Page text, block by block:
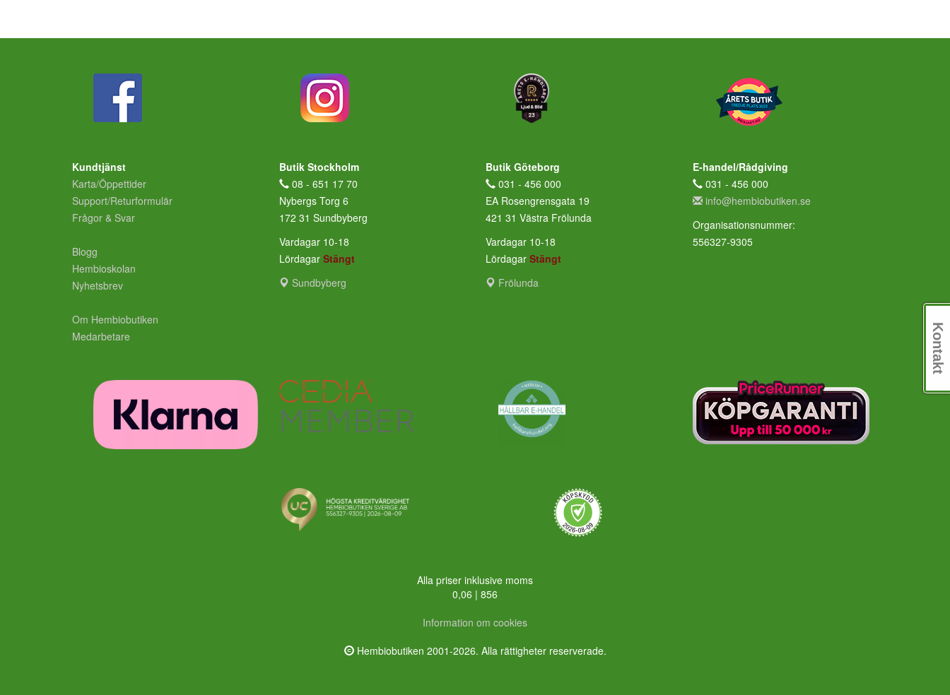
Kundtjänst
Karta/Öppettider
Support/Returformulär
Frågor & Svar
Blogg
Hembioskolan
Nyhetsbrev
Om Hembiobutiken
Medarbetare
Butik Stockholm
08 - 651 17 70
Nybergs Torg 6
172 31 Sundbyberg
Vardagar 10-18
Lördagar Stängt
Sundbyberg
Butik Göteborg
031 - 456 000
EA Rosengrensgata 19
421 31 Västra Frölunda
Vardagar 10-18
Lördagar Stängt
Frölunda
E-handel/Rådgiving
031 - 456 000
info@hembiobutiken.se
Organisationsnummer:
556327-9305
Alla priser inklusive moms
0,06 | 856
Information om cookies
Hembiobutiken 2001-2026. Alla rättigheter reserverade.
Kontakt